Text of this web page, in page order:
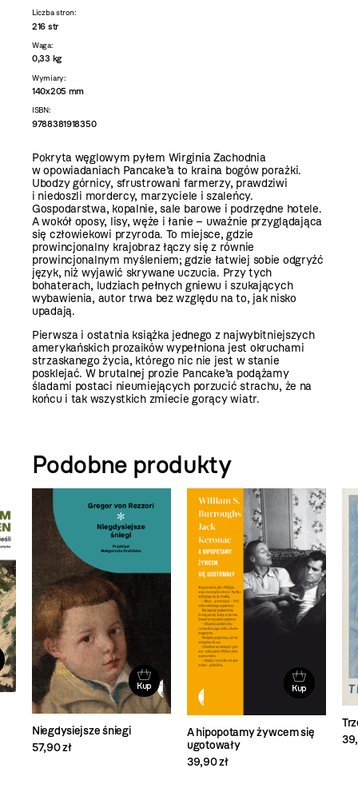
Liczba stron:
216 str
Waga:
0,33 kg
Wymiary:
140x205 mm
ISBN:
9788381918350
Pokryta węglowym pyłem Wirginia Zachodnia
w opowiadaniach Pancake’a to kraina bogów porażki.
Ubodzy górnicy, sfrustrowani farmerzy, prawdziwi
i niedoszli mordercy, marzyciele i szaleńcy.
Gospodarstwa, kopalnie, sale barowe i podrzędne hotele.
A wokół oposy, lisy, węże i łanie – uważnie przyglądająca
się człowiekowi przyroda. To miejsce, gdzie
prowincjonalny krajobraz łączy się z równie
prowincjonalnym myśleniem; gdzie łatwiej sobie odgryźć
język, niż wyjawić skrywane uczucia. Przy tych
bohaterach, ludziach pełnych gniewu i szukających
wybawienia, autor trwa bez względu na to, jak nisko
upadają.
Pierwsza i ostatnia książka jednego z najwybitniejszych
amerykańskich prozaików wypełniona jest okruchami
strzaskanego życia, którego nic nie jest w stanie
posklejać. W brutalnej prozie Pancake’a podążamy
śladami postaci nieumiejących porzucić strachu, że na
końcu i tak wszystkich zmiecie gorący wiatr.
Podobne produkty
Kup
Niegdysiejsze śniegi
57,90 zł
Kup
A hipopotamy żywcem się
ugotowały
39,90 zł